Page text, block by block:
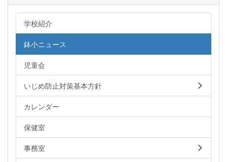
学校紹介
鉢小ニュース
児童会
いじめ防止対策基本方針
カレンダー
保健室
事務室